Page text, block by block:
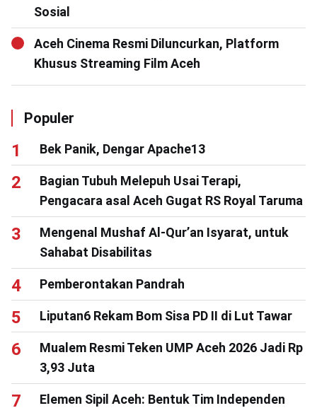
Sosial
Aceh Cinema Resmi Diluncurkan, Platform
Khusus Streaming Film Aceh
Populer
Bek Panik, Dengar Apache13
Bagian Tubuh Melepuh Usai Terapi,
Pengacara asal Aceh Gugat RS Royal Taruma
Mengenal Mushaf Al-Qur’an Isyarat, untuk
Sahabat Disabilitas
Pemberontakan Pandrah
Liputan6 Rekam Bom Sisa PD II di Lut Tawar
Mualem Resmi Teken UMP Aceh 2026 Jadi Rp
3,93 Juta
Elemen Sipil Aceh: Bentuk Tim Independen